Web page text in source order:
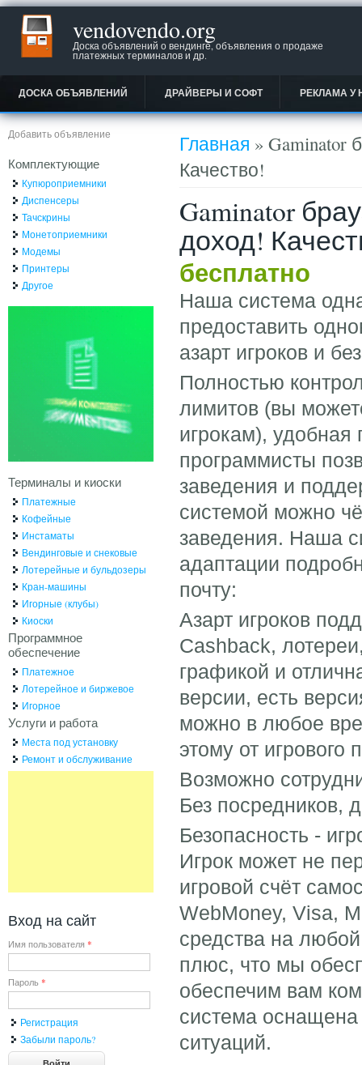
vendovendo.org
Доска объявлений о вендинге, объявления о продаже
платежных терминалов и др.
ДОСКА ОБЪЯВЛЕНИЙ ДРАЙВЕРЫ И СОФТ РЕКЛАМА У
Вы здесь
Главная »
Качество!
Gaminator
доход!
бесплатно
Наша система
предоставить
азарт игроков и
Полностью
лимитов (вы
игрокам),
программисты
заведения и
системой можно
заведения. Наша
адаптации
почту:
Азарт игроков
Cashback,
графикой и
версии, есть
можно в любое
этому от игрового
Возможно
Без посредников,
Безопасность -
Игрок может не
игровой счёт
WebMoney, Visa,
средства на
плюс, что мы
обеспечим вам
система оснащена
ситуаций.
Добавить объявление
Комплектующие
Купюроприемники
Диспенсеры
Тачскрины
Монетоприемники
Модемы
Принтеры
Другое
Терминалы и киоски
Платежные
Кофейные
Инстаматы
Вендинговые и снековые
Лотерейные и бульдозеры
Кран-машины
Игорные (клубы)
Киоски
Программное
обеспечение
Платежное
Лотерейное и биржевое
Игорное
Услуги и работа
Места под установку
Ремонт и обслуживание
Вход на сайт
Имя пользователя *
Пароль *
Регистрация
Забыли пароль?